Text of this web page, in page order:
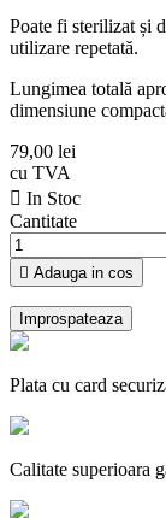
Poate fi sterilizat și
utilizare repetată.
Lungimea totală
dimensiune
79,00 lei
cu TVA
 In Stoc
Cantitate
 Adauga in cos
Plata cu card
Calitate superioara